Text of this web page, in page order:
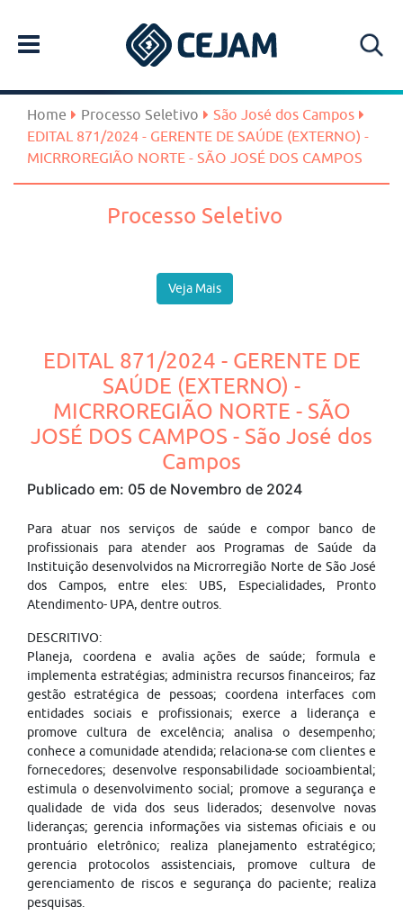
Home Processo Seletivo
São José dos Campos
EDITAL 871/2024 - GERENTE DE SAÚDE (EXTERNO) -
MICRROREGIÃO NORTE - SÃO JOSÉ DOS CAMPOS
Processo Seletivo
Veja Mais
EDITAL 871/2024 - GERENTE DE
SAÚDE (EXTERNO) -
MICRROREGIÃO NORTE - SÃO
JOSÉ DOS CAMPOS - São José dos
Campos
Publicado em: 05 de Novembro de 2024
Para atuar nos serviços de saúde e compor banco de
profissionais para atender aos Programas de Saúde da
Instituição desenvolvidos na Microrregião Norte de São José
dos Campos, entre eles: UBS, Especialidades, Pronto
Atendimento- UPA, dentre outros.
DESCRITIVO:
Planeja, coordena e avalia ações de saúde; formula e
implementa estratégias; administra recursos financeiros; faz
gestão estratégica de pessoas; coordena interfaces com
entidades sociais e profissionais; exerce a liderança e
promove cultura de excelência; analisa o desempenho;
conhece a comunidade atendida; relaciona-se com clientes e
fornecedores; desenvolve responsabilidade socioambiental;
estimula o desenvolvimento social; promove a segurança e
qualidade de vida dos seus liderados; desenvolve novas
lideranças; gerencia informações via sistemas oficiais e ou
prontuário eletrônico; realiza planejamento estratégico;
gerencia protocolos assistenciais, promove cultura de
gerenciamento de riscos e segurança do paciente; realiza
pesquisas.